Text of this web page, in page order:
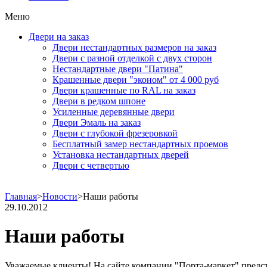
Меню
Двери на заказ
Двери нестандартных размеров на заказ
Двери с разной отделкой с двух сторон
Нестандартные двери "Патина"
Крашенные двери "эконом" от 4 000 руб
Двери крашенные по RAL на заказ
Двери в редком шпоне
Усиленные деревянные двери
Двери Эмаль на заказ
Двери с глубокой фрезеровкой
Бесплатный замер нестандартных проемов
Установка нестандартных дверей
Двери с четвертью
Главная>Новости>Наши работы
29.10.2012
Наши работы